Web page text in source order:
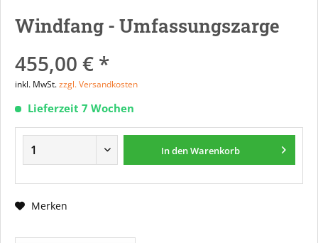
Windfang - Umfassungszarge
455,00 € *
inkl. MwSt.zzgl. Versandkosten
Lieferzeit 7 Wochen
In denWarenkorb
Merken